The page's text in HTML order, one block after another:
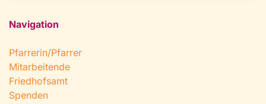
Navigation
Pfarrerin/Pfarrer
Mitarbeitende
Friedhofsamt
Spenden